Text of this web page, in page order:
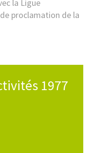
la Ligue
proclamation de la
1977